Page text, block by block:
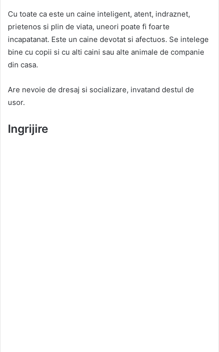
Cu toate ca este un caine inteligent, atent, indraznet,
prietenos si plin de viata, uneori poate fi foarte
incapatanat. Este un caine devotat si afectuos. Se intelege
bine cu copii si cu alti caini sau alte animale de companie
din casa.
Are nevoie de dresaj si socializare, invatand destul de
usor.
Ingrijire